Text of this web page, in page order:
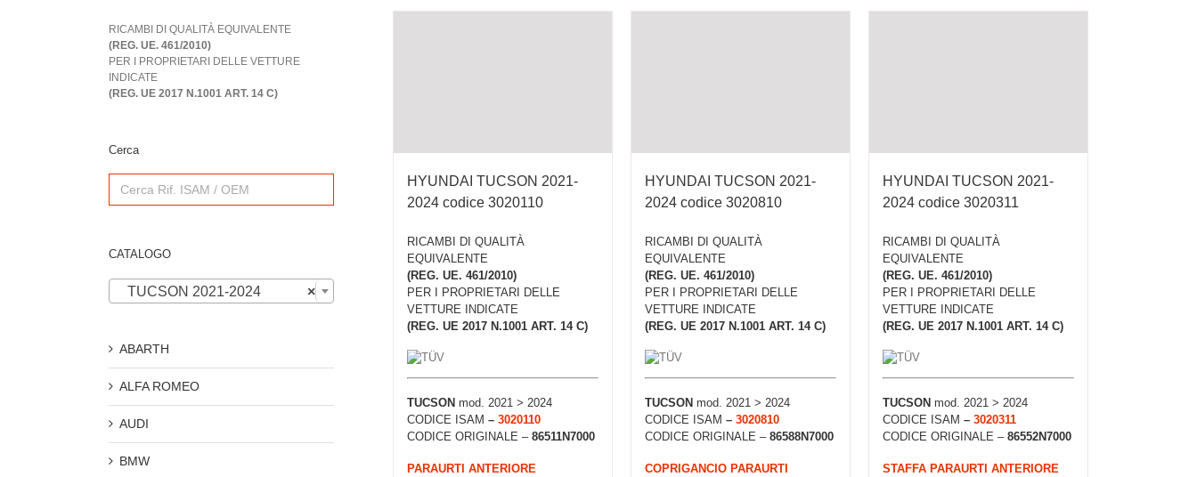
HYUNDAI TUCSON 2021-
2024 codice 3020110
RICAMBI DI QUALITÀ
EQUIVALENTE
(REG. UE. 461/2010)
PER I PROPRIETARI DELLE
VETTURE INDICATE
(REG. UE 2017 N.1001 ART. 14 C)
TUCSON mod. 2021 > 2024
CODICE ISAM – 3020110
CODICE ORIGINALE – 86511N7000
PARAURTI ANTERIORE
HYUNDAI TUCSON 2021-
2024 codice 3020810
RICAMBI DI QUALITÀ
EQUIVALENTE
(REG. UE. 461/2010)
PER I PROPRIETARI DELLE
VETTURE INDICATE
(REG. UE 2017 N.1001 ART. 14 C)
TUCSON mod. 2021 > 2024
CODICE ISAM – 3020810
CODICE ORIGINALE – 86588N7000
COPRIGANCIO PARAURTI
HYUNDAI TUCSON 2021-
2024 codice 3020311
RICAMBI DI QUALITÀ
EQUIVALENTE
(REG. UE. 461/2010)
PER I PROPRIETARI DELLE
VETTURE INDICATE
(REG. UE 2017 N.1001 ART. 14 C)
TUCSON mod. 2021 > 2024
CODICE ISAM – 3020311
CODICE ORIGINALE – 86552N7000
STAFFA PARAURTI ANTERIORE
RICAMBI DI QUALITÀ EQUIVALENTE
(REG. UE. 461/2010)
PER I PROPRIETARI DELLE VETTURE
INDICATE
(REG. UE 2017 N.1001 ART. 14 C)
Cerca
Search
for:
CATALOGO
×
TUCSON 2021-2024
ABARTH
ALFA ROMEO
AUDI
BMW